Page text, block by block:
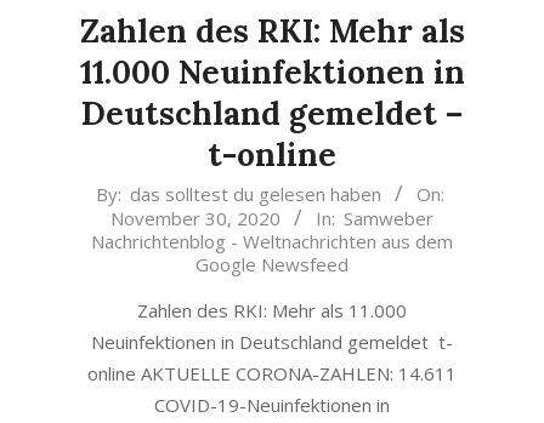
Zahlen des RKI: Mehr als
11.000 Neuinfektionen in
Deutschland gemeldet –
t-online
2020-
30
By: das solltest du gelesen haben
On:
November 30, 2020
In: Samweber
Nachrichtenblog - Weltnachrichten aus dem
Google Newsfeed
Zahlen des RKI: Mehr als 11.000
Neuinfektionen in Deutschland gemeldet t-
online AKTUELLE CORONA-ZAHLEN: 14.611
COVID-19-Neuinfektionen in